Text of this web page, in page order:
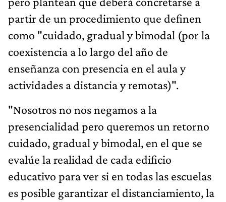
partir de un procedimiento que definen
como "cuidado, gradual y bimodal (por la
coexistencia a lo largo del año de
enseñanza con presencia en el aula y
actividades a distancia y remotas)".
"Nosotros no nos negamos a la
presencialidad pero queremos un retorno
cuidado, gradual y bimodal, en el que se
evalúe la realidad de cada edificio
educativo para ver si en todas las escuelas
es posible garantizar el distanciamiento, la